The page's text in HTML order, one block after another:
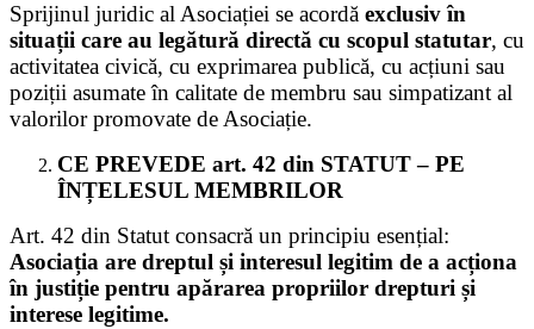
Sprijinul juridic al Asociației se acordă exclusiv în
situații care au legătură directă cu scopul statutar, cu
activitatea civică, cu exprimarea publică, cu acțiuni sau
poziții asumate în calitate de membru sau simpatizant al
valorilor promovate de Asociație.
CE PREVEDE art. 42 din STATUT – PE
ÎNȚELESUL MEMBRILOR
Art. 42 din Statut consacră un principiu esențial:
Asociația are dreptul și interesul legitim de a acționa
în justiție pentru apărarea propriilor drepturi și
interese legitime.